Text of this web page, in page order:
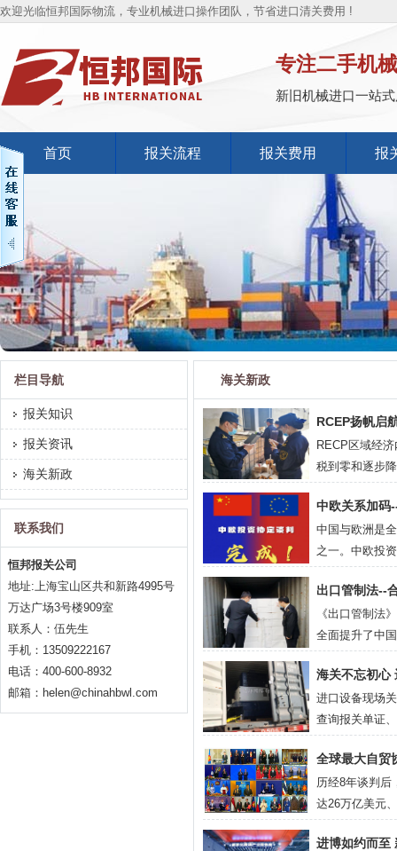
欢迎光临恒邦国际物流，专业机械进口操作团队，节省进口清关费用 !
专注二手机
新旧机械进口一站
首页 报关流程 报关费用 报
栏目导航
报关知识
报关资讯
海关新政
联系我们
恒邦报关公司
地址:上海宝山区共和新路4995号
万达广场3号楼909室
联系人：伍先生
手机：13509222167
电话：400-600-8932
邮箱：helen@chinahbwl.com
海关新政
RCEP扬帆启
RECP区域经
税到零和逐步
率。...
中欧关系加码
中国与欧洲是
之一。中欧投
出口管制法--
《出口管制法
全面提升了中
出口管制的管
务”，同时规定
海关不忘初心
进口设备现场
查询报关单证
快、查得好。
全球最大自贸
历经8年谈判后
达26万亿美元
进博如约而至